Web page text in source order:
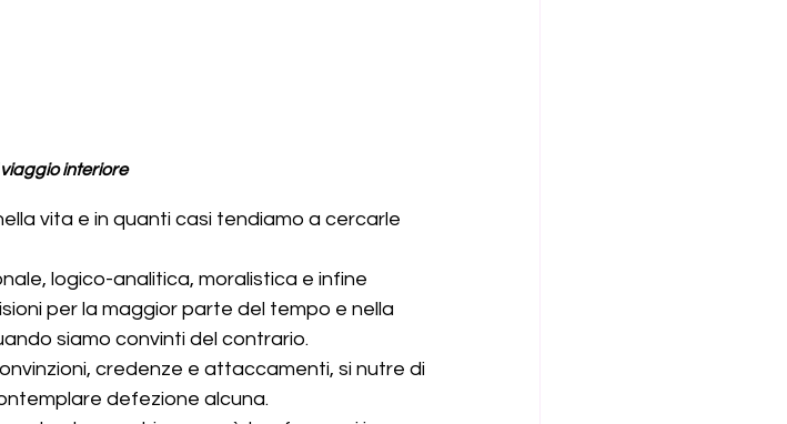
viaggio interiore
vita e in quanti casi tendiamo a cercarle
logico-analitica, moralistica e infine
per la maggior parte del tempo e nella
quando siamo convinti del contrario.
credenze e attaccamenti, si nutre di
contemplare defezione alcuna.